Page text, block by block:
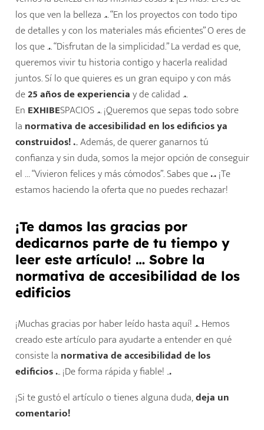
los que ven la belleza ... “En los proyectos con todo tipo
de detalles y con los materiales más eficientes” O eres de
los que ... “Disfrutan de la simplicidad.” La verdad es que,
queremos vivir tu historia contigo y hacerla realidad
juntos. Sí lo que quieres es un gran equipo y con más
de25 añosde experienciay de calidad ...
En EXHIBESPACIOS ... ¡Queremos que sepas todo sobre
la normativa de accesibilidad en los edificios ya
construidos! ... Además, de querer ganarnos tú
confianza y sin duda, somos la mejor opción de conseguir
el … “Vivieron felices y más cómodos”. Sabes que...¡Te
estamos haciendo la oferta que no puedes rechazar!
¡Te damos las gracias por
dedicarnos parte de tu tiempo y
leer este artículo! … Sobre la
normativa de accesibilidad de los
edificios
¡Muchas gracias por haber leído hasta aquí! ... Hemos
creado este artículo para ayudarte a entender en qué
consiste la normativa de accesibilidad de los
edificios ... ¡De forma rápida y fiable! ...
¡Si te gustó el artículo o tienes alguna duda,deja un
comentario!